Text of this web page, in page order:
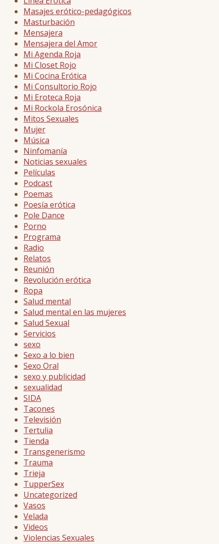
Masajes erótico-pedagógicos
Masturbación
Mensajera
Mensajera del Amor
Mi Agenda Roja
Mi Closet Rojo
Mi Cocina Erótica
Mi Consultorio Rojo
Mi Eroteca Roja
Mi Rockola Erosónica
Mitos Sexuales
Mujer
Música
Ninfomanía
Noticias sexuales
Películas
Podcast
Poemas
Poesía erótica
Pole Dance
Porno
Programa
Radio
Relatos
Reunión
Revolución erótica
Ropa
Salud mental
Salud mental en las mujeres
Salud Sexual
Servicios
sexo
Sexo a lo bien
Sexo Oral
sexo y publicidad
sexualidad
SIDA
Tacones
Televisión
Tertulia
Tienda
Transgenerismo
Trauma
Trieja
TupperSex
Uncategorized
Vasos
Velada
Videos
Violencias Sexuales